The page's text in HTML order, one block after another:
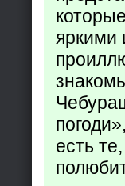
яркими
есть